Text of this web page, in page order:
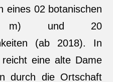
eines 02 botanischen
m) und 20
(ab 2018). In
eine alte Dame
durch die Ortschaft